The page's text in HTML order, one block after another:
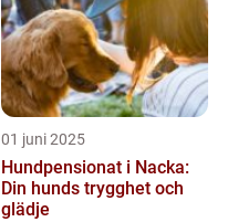
01 juni 2025
Hundpensionat i Nacka:
Din hunds trygghet och
glädje